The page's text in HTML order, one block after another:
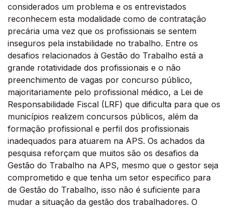
considerados um problema e os entrevistados
reconhecem esta modalidade como de contratação
precária uma vez que os profissionais se sentem
inseguros pela instabilidade no trabalho. Entre os
desafios relacionados à Gestão do Trabalho está a
grande rotatividade dos profissionais e o não
preenchimento de vagas por concurso público,
majoritariamente pelo profissional médico, a Lei de
Responsabilidade Fiscal (LRF) que dificulta para que os
municípios realizem concursos públicos, além da
formação profissional e perfil dos profissionais
inadequados para atuarem na APS. Os achados da
pesquisa reforçam que muitos são os desafios da
Gestão do Trabalho na APS, mesmo que o gestor seja
comprometido e que tenha um setor especifico para
de Gestão do Trabalho, isso não é suficiente para
mudar a situação da gestão dos trabalhadores. O